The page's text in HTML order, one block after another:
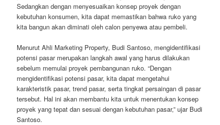
Sedangkan dengan menyesuaikan konsep proyek dengan
kebutuhan konsumen, kita dapat memastikan bahwa ruko yang
kita bangun akan diminati oleh calon penyewa atau pembeli.
Menurut Ahli Marketing Property, Budi Santoso, mengidentifikasi
potensi pasar merupakan langkah awal yang harus dilakukan
sebelum memulai proyek pembangunan ruko. “Dengan
mengidentifikasi potensi pasar, kita dapat mengetahui
karakteristik pasar, trend pasar, serta tingkat persaingan di pasar
tersebut. Hal ini akan membantu kita untuk menentukan konsep
proyek yang tepat dan sesuai dengan kebutuhan pasar,” ujar Budi
Santoso.